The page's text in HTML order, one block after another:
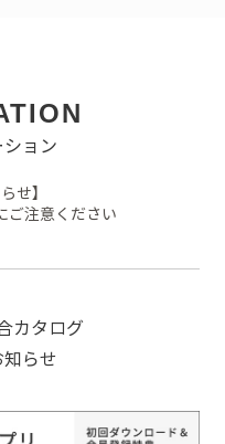
ション
せ】
ご注意ください
カタログ
知らせ